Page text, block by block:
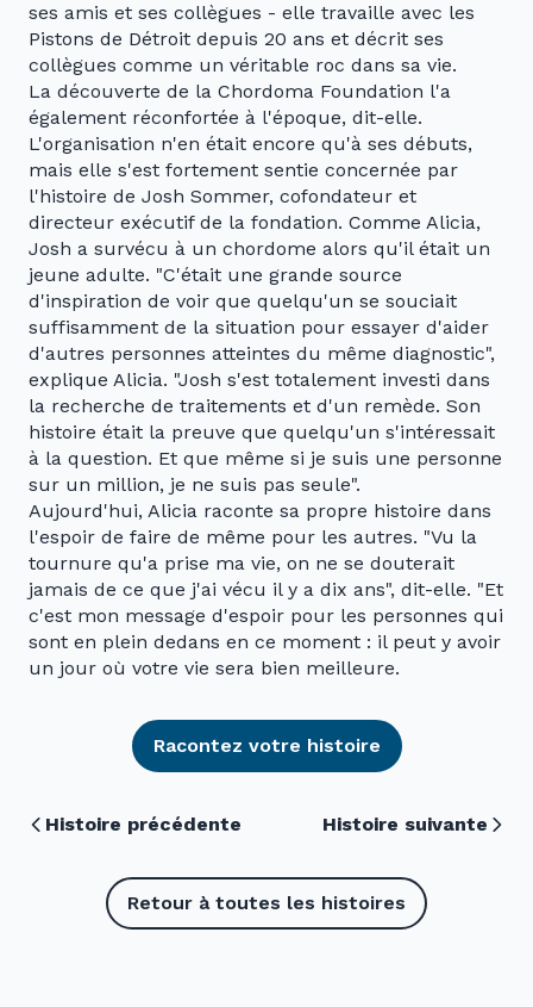
ses amis et ses collègues - elle travaille avec les
Pistons de Détroit depuis 20 ans et décrit ses
collègues comme un véritable roc dans sa vie.
La découverte de la Chordoma Foundation l'a
également réconfortée à l'époque, dit-elle.
L'organisation n'en était encore qu'à ses débuts,
mais elle s'est fortement sentie concernée par
l'histoire de Josh Sommer, cofondateur et
directeur exécutif de la fondation. Comme Alicia,
Josh a survécu à un chordome alors qu'il était un
jeune adulte. "C'était une grande source
d'inspiration de voir que quelqu'un se souciait
suffisamment de la situation pour essayer d'aider
d'autres personnes atteintes du même diagnostic",
explique Alicia. "Josh s'est totalement investi dans
la recherche de traitements et d'un remède. Son
histoire était la preuve que quelqu'un s'intéressait
à la question. Et que même si je suis une personne
sur un million, je ne suis pas seule".
Aujourd'hui, Alicia raconte sa propre histoire dans
l'espoir de faire de même pour les autres. "Vu la
tournure qu'a prise ma vie, on ne se douterait
jamais de ce que j'ai vécu il y a dix ans", dit-elle. "Et
c'est mon message d'espoir pour les personnes qui
sont en plein dedans en ce moment : il peut y avoir
un jour où votre vie sera bien meilleure.
Racontez votre histoire
Histoire précédente Histoire suivante
Retour à toutes les histoires